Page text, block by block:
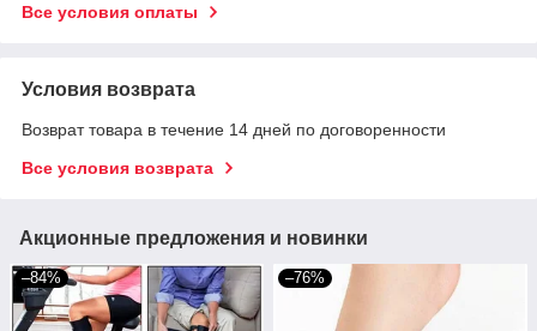
Все условия оплаты
Условия возврата
Возврат товара в течение 14 дней по договоренности
Все условия возврата
Акционные предложения и новинки
–84% –76%